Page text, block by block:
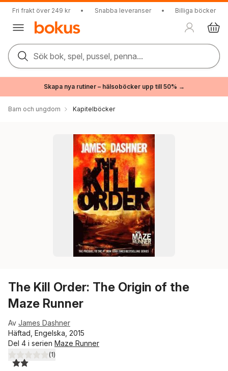
Fri frakt över 249 kr • Snabba leveranser • Billiga böcker
Sök bok, spel, pussel, penna...
Skapa nya rutiner – hälsoböcker upp till 50% →
Barn och ungdom Kapitelböcker
The Kill Order: The Origin of the
Maze Runner
Av James Dashner
Häftad, Engelska, 2015
Del 4 i serien Maze Runner
2,0utav 5 stjärnor. Totalt antal röster:
(1)